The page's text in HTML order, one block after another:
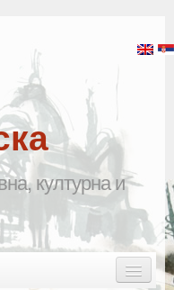
културна и